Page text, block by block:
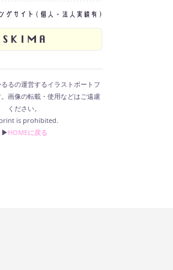
るの運営するイラストポートフ
画像の転載・使用などはご遠慮
ください。
is prohibited.
▶︎HOMEに戻る